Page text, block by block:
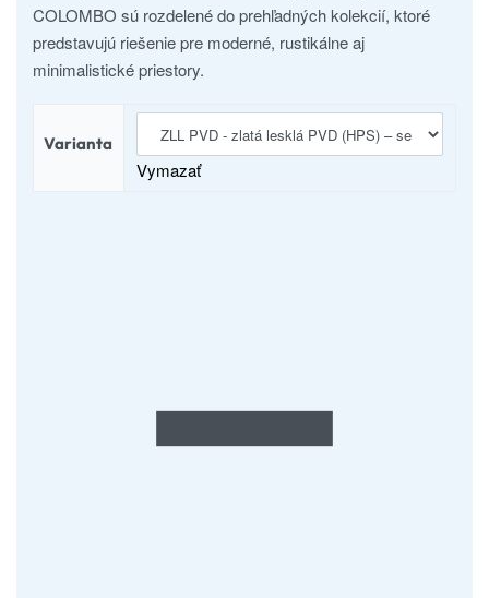
COLOMBO sú rozdelené do prehľadných kolekcií, ktoré
predstavujú riešenie pre moderné, rustikálne aj
minimalistické priestory.
Varianta
Vymazať